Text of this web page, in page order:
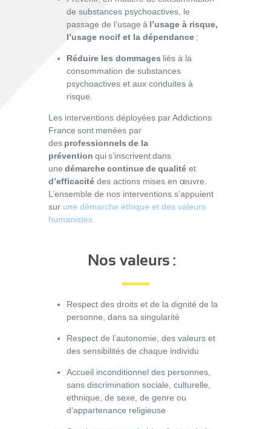
de substances psychoactives, le
passage de l’usage à l’usage à risque,
l’usage nocif et la dépendance ;
Réduire les dommages liés à la
consommation de substances
psychoactives et aux conduites à
risque.
Les interventions déployées par Addictions
France sont menées par
des professionnels de la
prévention qui s’inscrivent dans
une démarche continue de qualité et
d’efficacité des actions mises en œuvre.
L’ensemble de nos interventions s’appuient
sur une démarche éthique et des valeurs
humanistes.
Nos valeurs :
Respect des droits et de la dignité de la
personne, dans sa singularité
Respect de l’autonomie, des valeurs et
des sensibilités de chaque individu
Accueil inconditionnel des personnes,
sans discrimination sociale, culturelle,
ethnique, de sexe, de genre ou
d’appartenance religieuse